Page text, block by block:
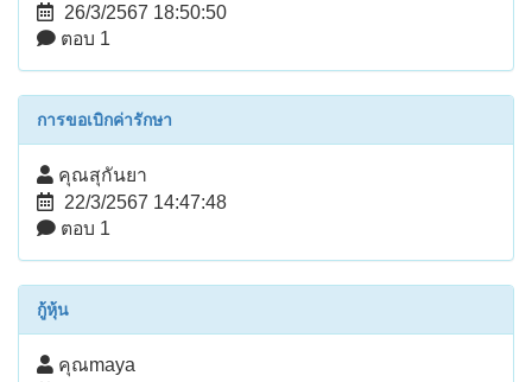
26/3/2567 18:50:50
ตอบ 1
การขอเบิกค่ารักษา
คุณสุกันยา
22/3/2567 14:47:48
ตอบ 1
กู้หุ้น
คุณmaya